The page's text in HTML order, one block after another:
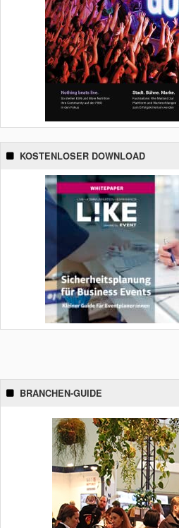
KOSTENLOSER DOWNLOAD
BRANCHEN-GUIDE